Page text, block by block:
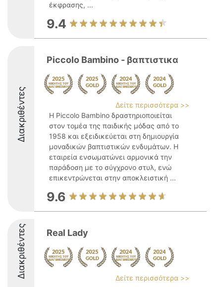
έκφρασης, ...
9.4
Διακριθέντες
Piccolo Bambino - βαπτιστικα
Δείτε περισσότερα >>
Η Piccolo Bambino δραστηριοποιείται
στον τομέα της παιδικής μόδας από το
1958 και εξειδικεύεται στη δημιουργία
μοναδικών βαπτιστικών ενδυμάτων. Η
εταιρεία ενσωματώνει αρμονικά την
παράδοση με το σύγχρονο στυλ, ενώ
επικεντρώνεται στην αποκλειστική ...
9.6
Διακριθέντες Real Lady
Δείτε περισσότερα >>